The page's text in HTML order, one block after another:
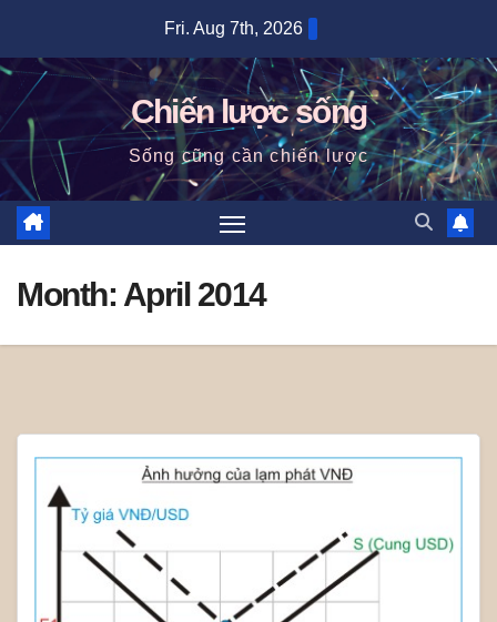
content
Fri. Aug 7th, 2026
Chiến lược sống
Sống cũng cần chiến lược
Month: April 2014